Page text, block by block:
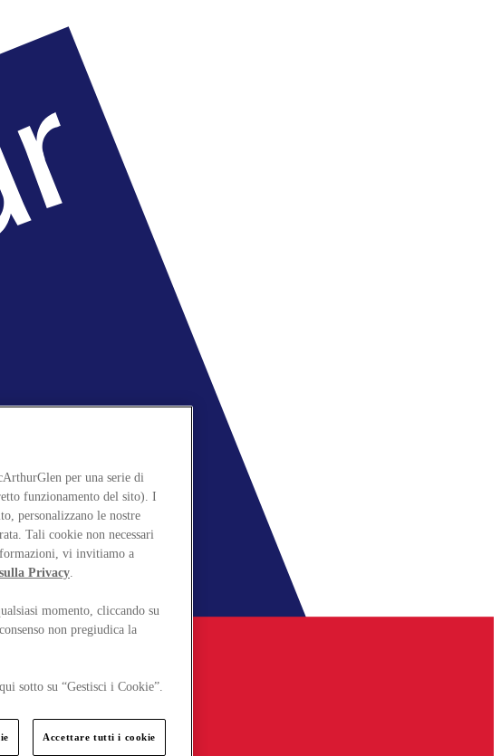
per una serie di
funzionamento del sito). I
personalizzano le nostre
Tali cookie non necessari
vi invitiamo a
Privacy.
momento, cliccando su
non pregiudica la
sotto su “Gestisci i Cookie”.
Accettare tutti i cookie